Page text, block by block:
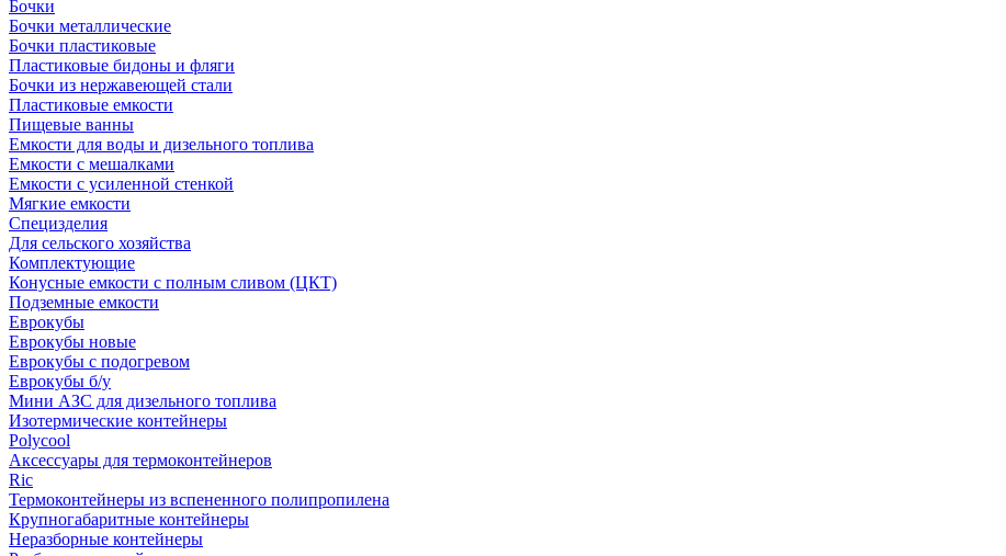
Бочки
Бочки металлические
Бочки пластиковые
Пластиковые бидоны и фляги
Бочки из нержавеющей стали
Пластиковые емкости
Пищевые ванны
Емкости для воды и дизельного топлива
Емкости с мешалками
Емкости с усиленной стенкой
Мягкие емкости
Специзделия
Для сельского хозяйства
Комплектующие
Конусные емкости с полным сливом (ЦКТ)
Подземные емкости
Еврокубы
Еврокубы новые
Еврокубы с подогревом
Еврокубы б/у
Мини АЗС для дизельного топлива
Изотермические контейнеры
Polycool
Аксессуары для термоконтейнеров
Ric
Термоконтейнеры из вспененного полипропилена
Крупногабаритные контейнеры
Неразборные контейнеры